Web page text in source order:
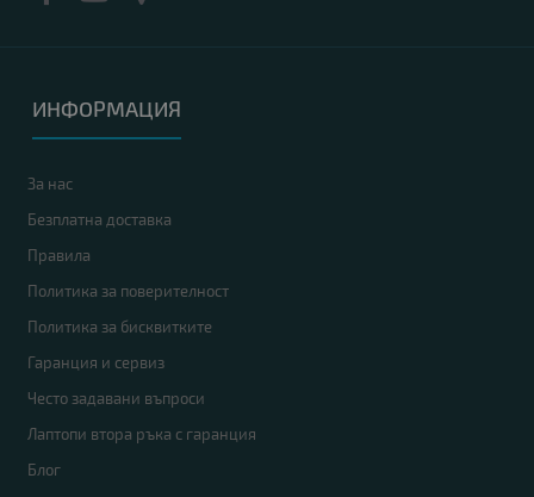
ИНФОРМАЦИЯ
За нас
Безплатна доставка
Правила
Политика за поверителност
Политика за бисквитките
Гаранция и сервиз
Често задавани въпроси
Лаптопи втора ръка с гаранция
Блог